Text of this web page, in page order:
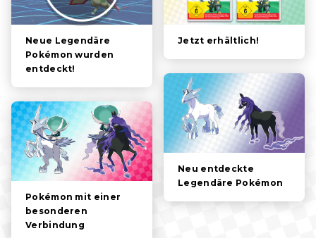
POKÉMON
PERSONEN
SPIELFUNKTIONEN
VIDEOS
Neue Legendäre
Pokémon wurden
entdeckt!
Jetzt erhältlich!
Neu entdeckte
Legendäre Pokémon
Pokémon mit einer
besonderen
Verbindung